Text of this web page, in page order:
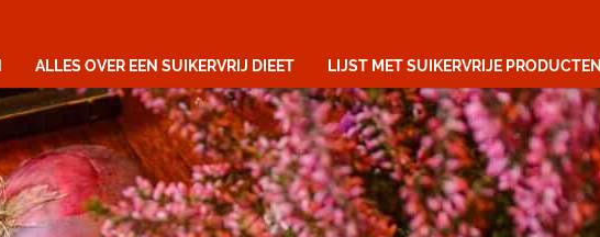
ALLES OVER EEN SUIKERVRIJ DIEET LIJST MET SUIKERVRIJE PRODUCTEN